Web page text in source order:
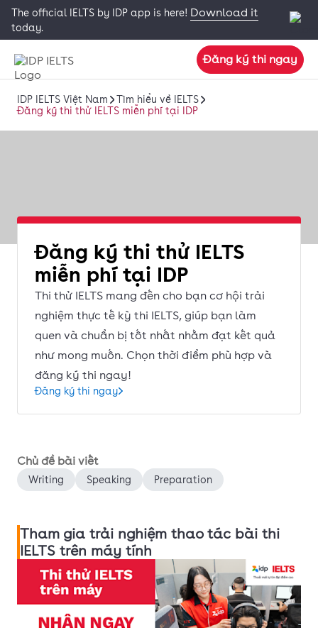
The official IELTS by IDP app is here! Download it
today.
Đăng ký thi ngay
IDP IELTS Việt Nam
Tìm hiểu về IELTS
Đăng ký thi thử IELTS miễn phí tại IDP
Đăng ký thi thử IELTS
miễn phí tại IDP
Thi thử IELTS mang đến cho bạn cơ hội trải
nghiệm thực tế kỳ thi IELTS, giúp bạn làm
quen và chuẩn bị tốt nhất nhằm đạt kết quả
như mong muốn. Chọn thời điểm phù hợp và
đăng ký thi ngay!
Đăng ký thi ngay
Chủ đề bài viết
Writing Speaking Preparation
Tham gia trải nghiệm thao tác bài thi
IELTS trên máy tính